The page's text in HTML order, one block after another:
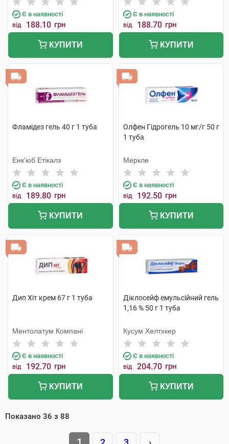
Є в наявності
від 188.10 грн
КУПИТИ
Є в наявності
від 188.70 грн
КУПИТИ
Фламідез гель 40 г 1 туба
Енк'юб Етікалз
Є в наявності
від 189.80 грн
КУПИТИ
Олфен Гідрогель 10 мг/г 50 г
1 туба
Меркле
Є в наявності
від 192.50 грн
КУПИТИ
Дип Хіт крем 67 г 1 туба
Ментолатум Компані
Є в наявності
від 192.70 грн
КУПИТИ
Діклосейф емульсійний гель
1,16 % 50 г 1 туба
Кусум Хелтхкер
Є в наявності
від 204.70 грн
КУПИТИ
Показано 36 з 88